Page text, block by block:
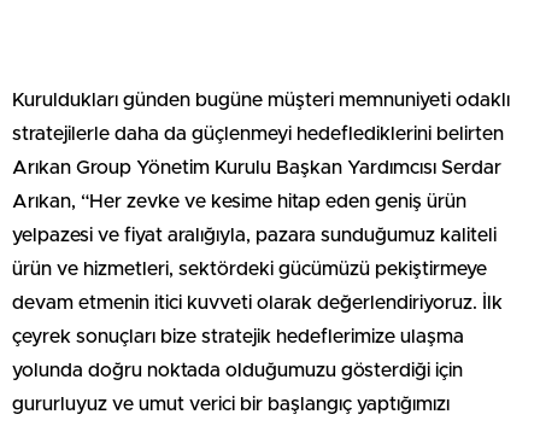
Kuruldukları günden bugüne müşteri memnuniyeti odaklı
stratejilerle daha da güçlenmeyi hedeflediklerini belirten
Arıkan Group Yönetim Kurulu Başkan Yardımcısı Serdar
Arıkan, “Her zevke ve kesime hitap eden geniş ürün
yelpazesi ve fiyat aralığıyla, pazara sunduğumuz kaliteli
ürün ve hizmetleri, sektördeki gücümüzü pekiştirmeye
devam etmenin itici kuvveti olarak değerlendiriyoruz. İlk
çeyrek sonuçları bize stratejik hedeflerimize ulaşma
yolunda doğru noktada olduğumuzu gösterdiği için
gururluyuz ve umut verici bir başlangıç yaptığımızı